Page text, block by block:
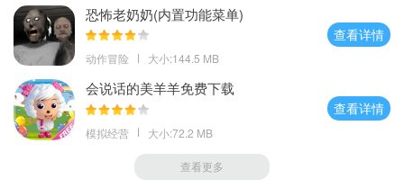
恐怖老奶奶(内置功能菜单)
动作冒险 大小:144.5 MB
查看详情
会说话的美羊羊免费下载
模拟经营 大小:72.2 MB
查看详情
查看更多